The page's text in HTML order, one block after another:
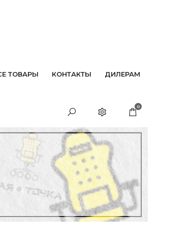
ТОВАРЫ КОНТАКТЫ ДИЛЕРАМ
0